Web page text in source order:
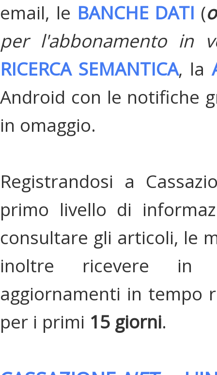
email, le BANCHE DATI (
per l'abbonamento in
RICERCA SEMANTICA, la
Android con le notifiche
in omaggio.
Registrandosi a
primo livello di
consultare gli articoli, le
inoltre ricevere in
aggiornamenti in tempo
per i primi 15 giorni.